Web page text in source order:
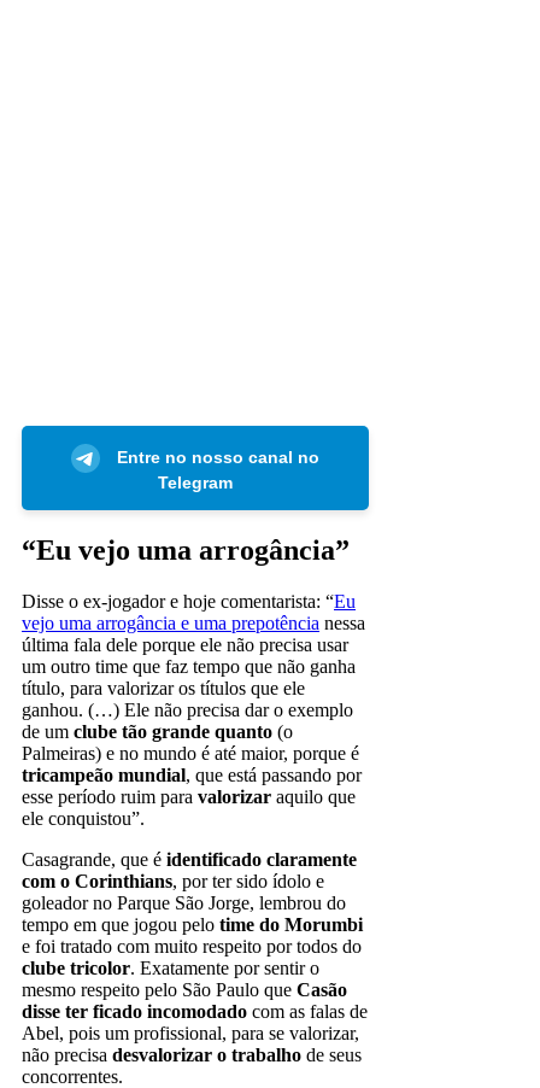
Entre no nosso canal no
Telegram
“Eu vejo uma arrogância”
Disse o ex-jogador e hoje comentarista: “Eu
vejo uma arrogância e uma prepotência nessa
última fala dele porque ele não precisa usar
um outro time que faz tempo que não ganha
título, para valorizar os títulos que ele
ganhou. (…) Ele não precisa dar o exemplo
de um clube tão grande quanto (o
Palmeiras) e no mundo é até maior, porque é
tricampeão mundial, que está passando por
esse período ruim para valorizar aquilo que
ele conquistou”.
Casagrande, que é identificado claramente
com o Corinthians, por ter sido ídolo e
goleador no Parque São Jorge, lembrou do
tempo em que jogou pelo time do Morumbi
e foi tratado com muito respeito por todos do
clube tricolor. Exatamente por sentir o
mesmo respeito pelo São Paulo que Casão
disse ter ficado incomodado com as falas de
Abel, pois um profissional, para se valorizar,
não precisa desvalorizar o trabalho de seus
concorrentes.